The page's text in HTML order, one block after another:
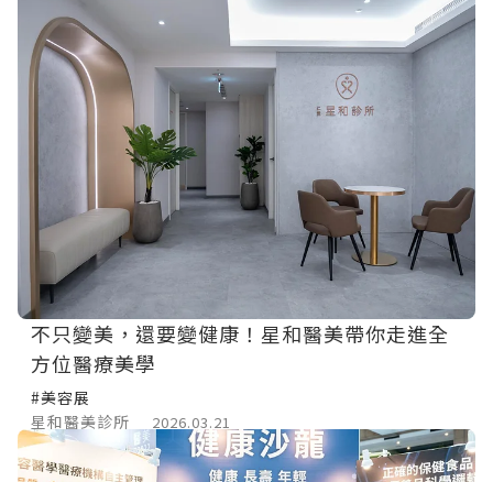
不只變美，還要變健康！星和醫美帶你走進全
方位醫療美學
#美容展
星和醫美診所
2026.03.21